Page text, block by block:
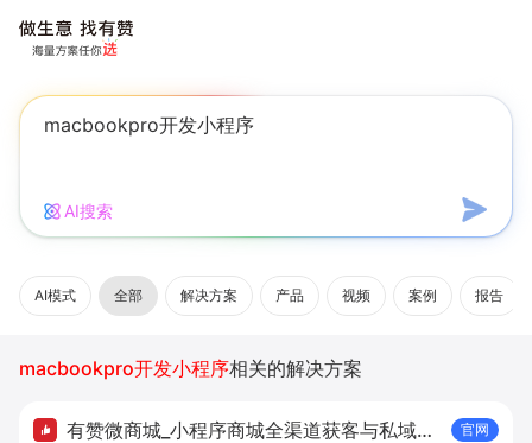
AI搜索
AI模式 全部 解决方案 产品 视频 案例 报告
macbookpro开发小程序相关的解决方案
有赞微商城_小程序商城全渠道获客与私域复
官网